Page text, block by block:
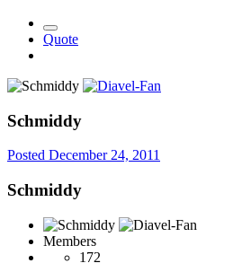
Quote
Schmiddy
Posted December 24, 2011
Schmiddy
Members
172